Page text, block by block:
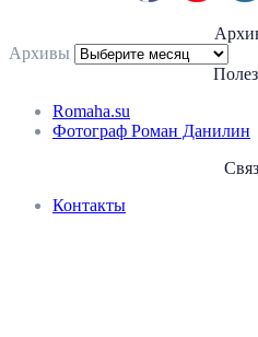
Архивы
Romaha.su
Фотограф Роман Данилин
Контакты